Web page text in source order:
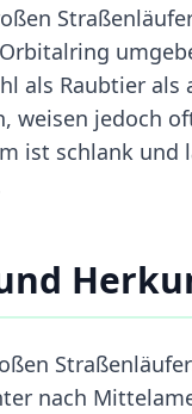
als Raubtier
weisen jedoch
ist schlank
nach